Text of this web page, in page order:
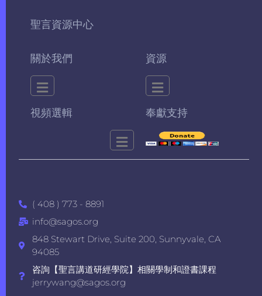
聖言資源中心
關於我們 資源
視頻選輯 奉獻支持
( 408 ) 773 - 8891
info@sagos.org
848 Stewart Drive, Suite 200, Sunnyvale, CA
94085
咨詢【聖言講道研經學院】相關學制和證書課程
jerrywang@sagos.org